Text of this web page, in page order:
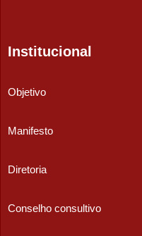
Institucional
Objetivo
Manifesto
Diretoria
Conselho consultivo